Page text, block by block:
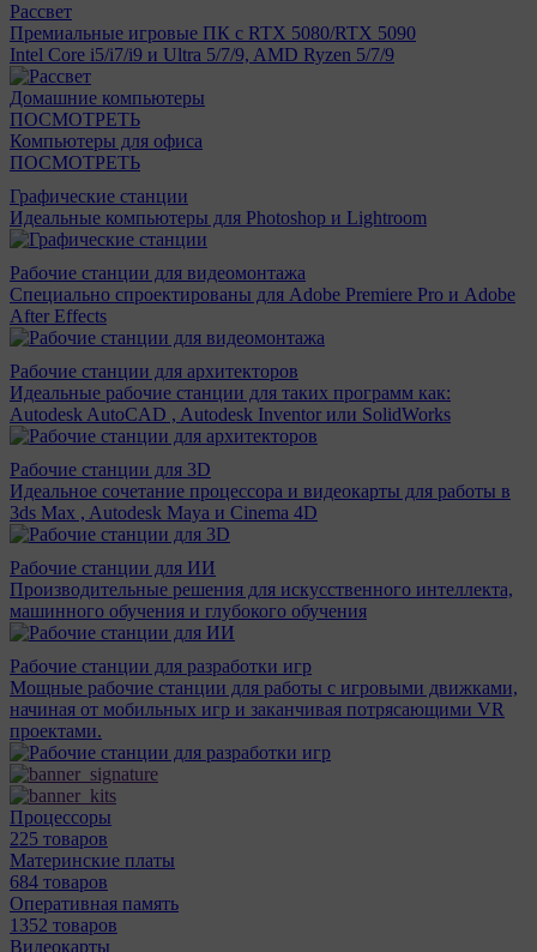
Рассвет
Премиальные игровые ПК с RTX 5080/RTX 5090
Intel Core i5/i7/i9 и Ultra 5/7/9, AMD Ryzen 5/7/9
Домашние компьютеры
ПОСМОТРЕТЬ
Компьютеры для офиса
ПОСМОТРЕТЬ
Графические станции
Идеальные компьютеры для Photoshop и Lightroom
Рабочие станции для видеомонтажа
Специально спроектированы для Adobe Premiere Pro и Adobe
After Effects
Рабочие станции для архитекторов
Идеальные рабочие станции для таких программ как:
Autodesk AutoCAD , Autodesk Inventor или SolidWorks
Рабочие станции для 3D
Идеальное сочетание процессора и видеокарты для работы в
3ds Max , Autodesk Maya и Cinema 4D
Рабочие станции для ИИ
Производительные решения для искусственного интеллекта,
машинного обучения и глубокого обучения
Рабочие станции для разработки игр
Мощные рабочие станции для работы с игровыми движками,
начиная от мобильных игр и заканчивая потрясающими VR
проектами.
Процессоры
225 товаров
Материнcкие платы
684 товаров
Оперативная память
1352 товаров
Видеокарты